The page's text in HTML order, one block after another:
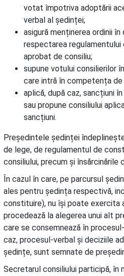
votat împotriva adoptării
verbal al ședinței;
asigură menținerea ordinii
respectarea
aprobat de consiliu;
supune votului consilierilor
care intră în competența de
aplică, după caz, sancțiuni
sau propune consiliului
sancțiuni.
Președintele ședinței
de lege, de regulamentul de
consiliului, precum și însărcinările
În cazul în care, pe parcursul
ales pentru ședința respectivă,
constituire), nu își poate exercita
procedează la alegerea unui alt
care se consemnează în
caz, procesul-verbal și deciziile
ședințe, sunt semnate de
Secretarul consiliului participă, în